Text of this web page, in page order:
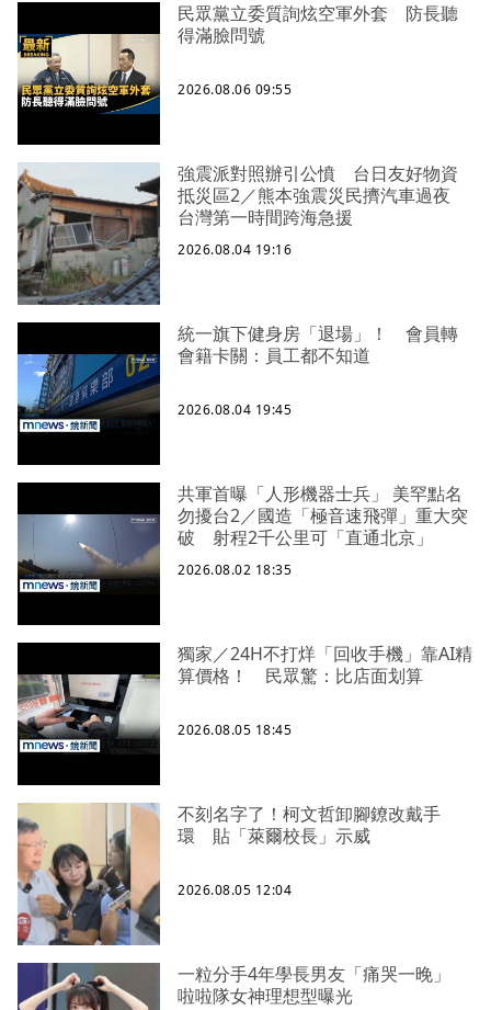
民眾黨立委質詢炫空軍外套 防長聽
得滿臉問號
2026.08.06 09:55
強震派對照辦引公憤 台日友好物資
抵災區2／熊本強震災民擠汽車過夜
台灣第一時間跨海急援
2026.08.04 19:16
統一旗下健身房「退場」！ 會員轉
會籍卡關：員工都不知道
2026.08.04 19:45
共軍首曝「人形機器士兵」 美罕點名
勿擾台2／國造「極音速飛彈」重大突
破 射程2千公里可「直通北京」
2026.08.02 18:35
獨家／24H不打烊「回收手機」靠AI精
算價格！ 民眾驚：比店面划算
2026.08.05 18:45
不刻名字了！柯文哲卸腳鐐改戴手
環 貼「萊爾校長」示威
2026.08.05 12:04
一粒分手4年學長男友「痛哭一晚」
啦啦隊女神理想型曝光